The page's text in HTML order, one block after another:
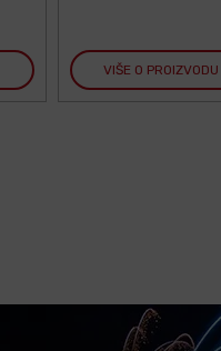
VIŠE O PROIZVODU